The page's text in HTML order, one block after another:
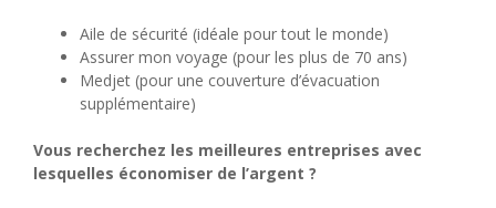
Aile de sécurité (idéale pour tout le monde)
Assurer mon voyage (pour les plus de 70 ans)
Medjet (pour une couverture d’évacuation
supplémentaire)
Vous recherchez les meilleures entreprises avec
lesquelles économiser de l’argent ?